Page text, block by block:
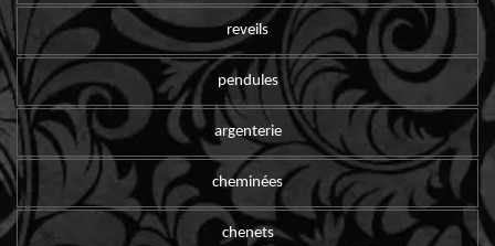
reveils
pendules
argenterie
cheminées
chenets